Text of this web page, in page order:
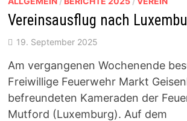
Vereinsausflug nach
19. September 2025
Am vergangenen Wochenende
Freiwillige Feuerwehr Markt
befreundeten Kameraden der
Mutford (Luxemburg). Auf dem